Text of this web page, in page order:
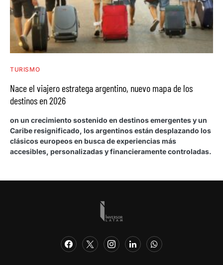
TURISMO
Nace el viajero estratega argentino, nuevo mapa de los
destinos en 2026
on un crecimiento sostenido en destinos emergentes y un
Caribe resignificado, los argentinos están desplazando los
clásicos europeos en busca de experiencias más
accesibles, personalizadas y financieramente controladas.